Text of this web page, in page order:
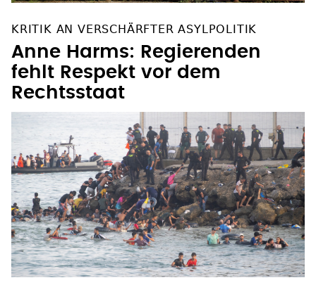
KRITIK AN VERSCHÄRFTER ASYLPOLITIK
Anne Harms: Regierenden
fehlt Respekt vor dem
Rechtsstaat